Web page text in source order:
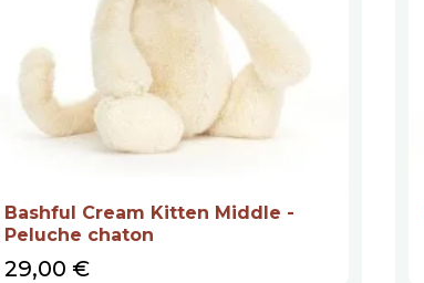
Bashful Cream Kitten Middle -
Peluche chaton
Prix
29,00 €